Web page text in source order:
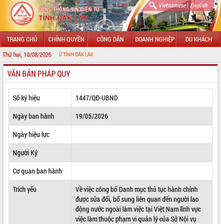
Vietnamese| English
TRANG CHỦ CHÍNH QUYỀN CÔNG DÂN DOANH NGHIỆP DU KHÁCH
Thứ hai, 10/08/2026
TIN ĐIỆN TỬ TỈNH ĐẮK LẮK
GIỚI THIỆU
LÃNH ĐẠO UBND TỈNH
TIN TỨC SỰ KIỆN
SỞ, BAN, NGÀNH
UBND CÁC XÃ, PHƯỜNG
THÔNG TIN CHỈ ĐẠO ĐIỀU HÀNH
HỆ THỐNG VĂN BẢN
VĂN BẢN PHÁP QUY
Số ký hiệu
1447/QĐ-UBND
Ngày ban hành
19/05/2026
Ngày hiệu lực
Người Ký
Cơ quan ban hành
Trích yếu
Về việc công bố Danh mục thủ tục hành chính
được sửa đổi, bổ sung liên quan đến người lao
động nước ngoài làm việc tại Việt Nam lĩnh vực
việc làm thuộc phạm vi quản lý của Sở Nội vụ